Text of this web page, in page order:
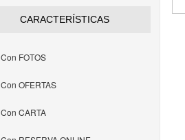
CARACTERÍSTICAS
Con FOTOS
Con OFERTAS
Con CARTA